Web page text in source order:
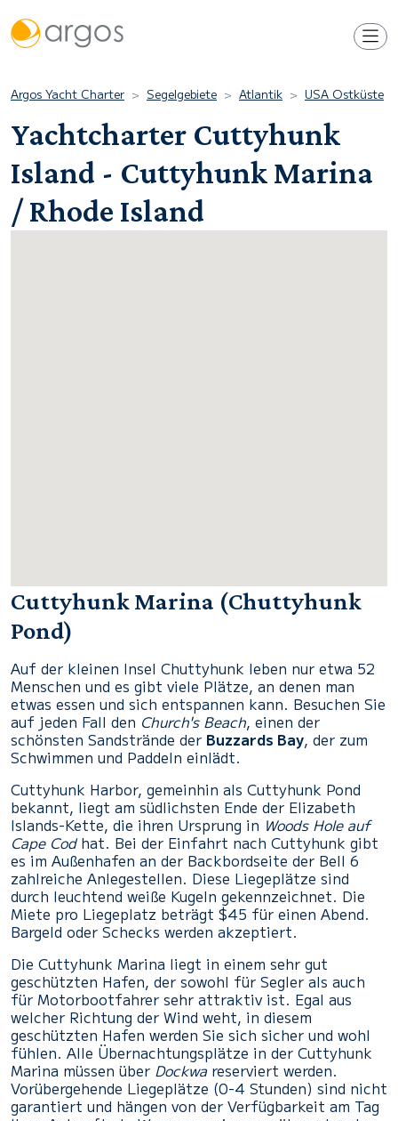
Argos Yacht Charter Segelgebiete Atlantik USA Ostküste
Yachtcharter Cuttyhunk
Island - Cuttyhunk Marina
/ Rhode Island
Cuttyhunk Marina (Chuttyhunk
Pond)
Auf der kleinen Insel Chuttyhunk leben nur etwa 52
Menschen und es gibt viele Plätze, an denen man
etwas essen und sich entspannen kann. Besuchen Sie
auf jeden Fall den Church's Beach, einen der
schönsten Sandstrände der Buzzards Bay, der zum
Schwimmen und Paddeln einlädt.
Cuttyhunk Harbor, gemeinhin als Cuttyhunk Pond
bekannt, liegt am südlichsten Ende der Elizabeth
Islands-Kette, die ihren Ursprung in Woods Hole auf
Cape Codhat. Bei der Einfahrt nach Cuttyhunk gibt
es im Außenhafen an der Backbordseite der Bell 6
zahlreiche Anlegestellen. Diese Liegeplätze sind
durch leuchtend weiße Kugeln gekennzeichnet. Die
Miete pro Liegeplatz beträgt $45 für einen Abend.
Bargeld oder Schecks werden akzeptiert.
Die Cuttyhunk Marina liegt in einem sehr gut
geschützten Hafen, der sowohl für Segler als auch
für Motorbootfahrer sehr attraktiv ist. Egal aus
welcher Richtung der Wind weht, in diesem
geschützten Hafen werden Sie sich sicher und wohl
fühlen. Alle Übernachtungsplätze in der Cuttyhunk
Marina müssen über Dockwa reserviert werden.
Vorübergehende Liegeplätze (0-4 Stunden) sind nicht
garantiert und hängen von der Verfügbarkeit am Tag